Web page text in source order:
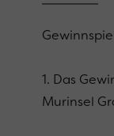
1. Das
Murinsel